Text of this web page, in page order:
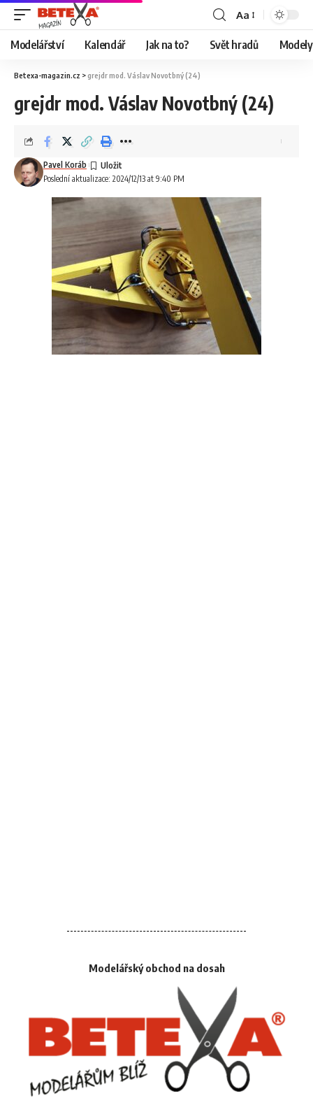
Aa
Modelářství Kalendář Jak na to? Svět hradů
Betexa-magazin.cz >grejdr mod. Váslav Novotbný (24)
grejdr mod. Váslav Novotbný (24)
Poslední aktualizace: 2024/12/13 at 9:40 PM
Pavel Koráb
Modelářský obchod na dosah